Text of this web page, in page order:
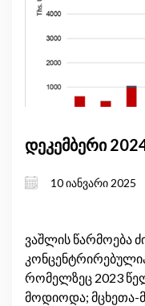
დეკემბერი
10 იანვარი 2025
ვაშლის წარმოება
რომელზეც 2023
მოდიოდა; მცხეთა-